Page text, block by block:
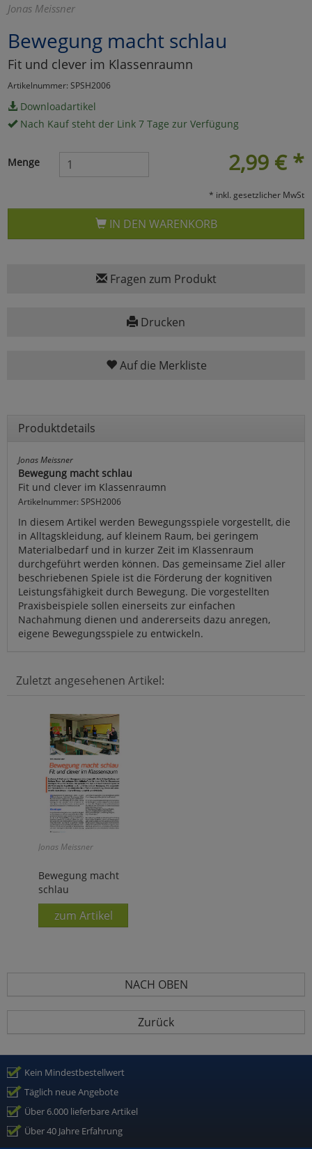
Jonas Meissner
Bewegung macht schlau
Fit und clever im Klassenraumn
Artikelnummer: SPSH2006
Downloadartikel
Nach Kauf steht der Link 7 Tage zur Verfügung
2,99 € *
Menge
* inkl. gesetzlicher MwSt
IN DEN WARENKORB
Fragen zum Produkt
Drucken
Auf die Merkliste
Produktdetails
Jonas Meissner
Bewegung macht schlau
Fit und clever im Klassenraumn
Artikelnummer: SPSH2006
In diesem Artikel werden Bewegungsspiele vorgestellt, die
in Alltagskleidung, auf kleinem Raum, bei geringem
Materialbedarf und in kurzer Zeit im Klassenraum
durchgeführt werden können. Das gemeinsame Ziel aller
beschriebenen Spiele ist die Förderung der kognitiven
Leistungsfähigkeit durch Bewegung. Die vorgestellten
Praxisbeispiele sollen einerseits zur einfachen
Nachahmung dienen und andererseits dazu anregen,
eigene Bewegungsspiele zu entwickeln.
Zuletzt angesehenen Artikel:
Jonas Meissner
Bewegung macht
schlau
zum Artikel
NACH OBEN
Zurück
Kein Mindestbestellwert
Täglich neue Angebote
Über 6.000 lieferbare Artikel
Über 40 Jahre Erfahrung
Umfragetools
Cookies
Alle Akzeptieren
zurück
zu Haupptseite